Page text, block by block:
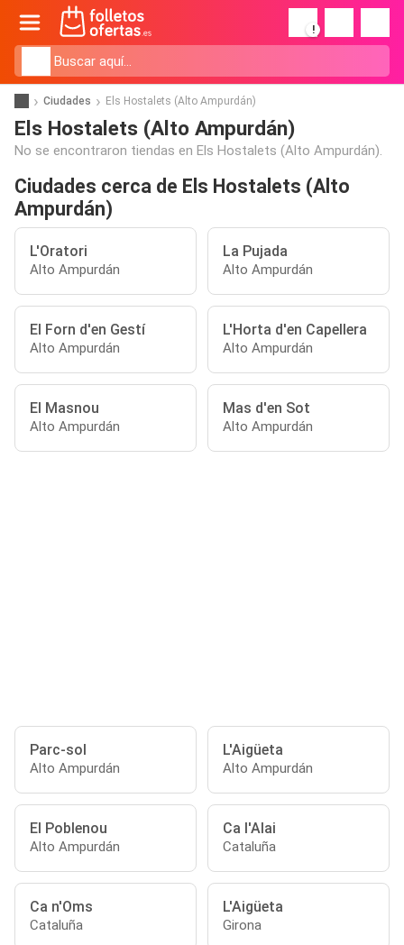
!
Ciudades Els Hostalets (Alto Ampurdán)
Els Hostalets (Alto Ampurdán)
No se encontraron tiendas en Els Hostalets (Alto Ampurdán).
Ciudades cerca de Els Hostalets (Alto
Ampurdán)
L'Oratori
Alto Ampurdán
La Pujada
Alto Ampurdán
El Forn d'en Gestí
Alto Ampurdán
L'Horta d'en Capellera
Alto Ampurdán
El Masnou
Alto Ampurdán
Mas d'en Sot
Alto Ampurdán
Parc-sol
Alto Ampurdán
L'Aigüeta
Alto Ampurdán
El Poblenou
Alto Ampurdán
Ca l'Alai
Cataluña
Ca n'Oms
Cataluña
L'Aigüeta
Girona